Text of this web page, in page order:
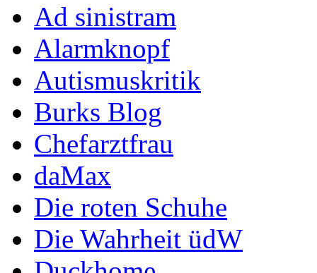
Ad sinistram
Alarmknopf
Autismuskritik
Burks Blog
Chefarztfrau
daMax
Die roten Schuhe
Die Wahrheit üdW